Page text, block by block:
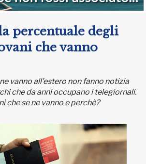
percentuale degli
che vanno
vanno all'estero non fanno notizia
che da anni occupano i telegiornali.
che se ne vanno e perchè?